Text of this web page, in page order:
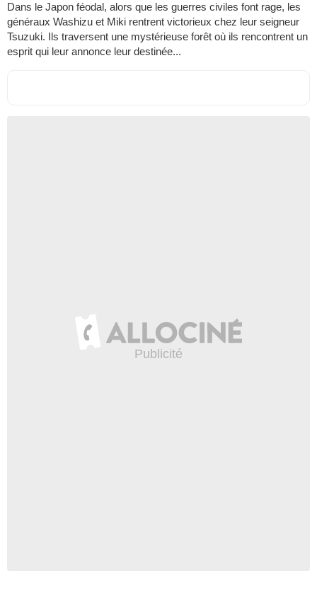
Dans le Japon féodal, alors que les guerres civiles font rage, les
généraux Washizu et Miki rentrent victorieux chez leur seigneur
Tsuzuki. Ils traversent une mystérieuse forêt où ils rencontrent un
esprit qui leur annonce leur destinée...